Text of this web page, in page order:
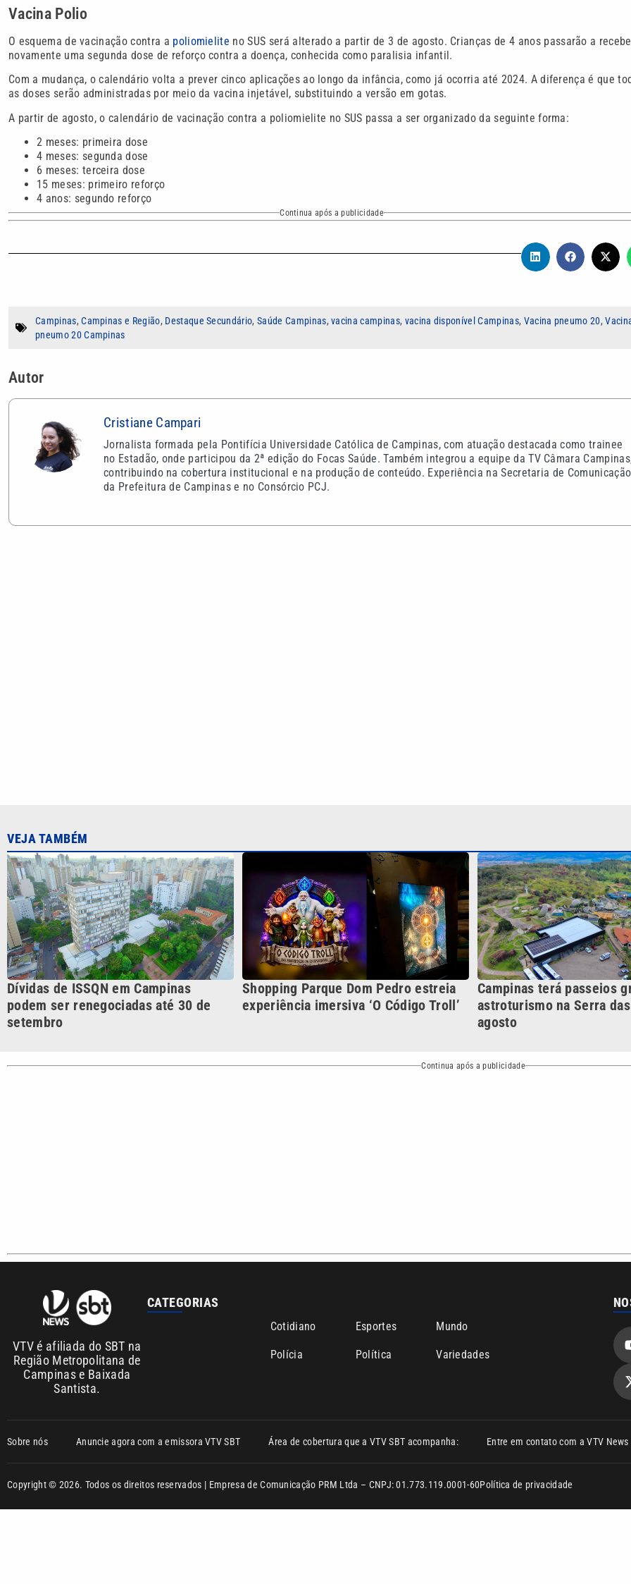
Vacina Polio
O esquema de vacinação contra a poliomielite no SUS será alterado a partir de 3 de agosto. Crianças de 4 anos passarão a
novamente uma segunda dose de reforço contra a doença, conhecida como paralisia infantil.
Com a mudança, o calendário volta a prever cinco aplicações ao longo da infância, como já ocorria até 2024. A diferença é que
as doses serão administradas por meio da vacina injetável, substituindo a versão em gotas.
A partir de agosto, o calendário de vacinação contra a poliomielite no SUS passa a ser organizado da seguinte forma:
2 meses: primeira dose
4 meses: segunda dose
6 meses: terceira dose
15 meses: primeiro reforço
4 anos: segundo reforço
Continua após a publicidade
Campinas,Campinas e Região, Destaque Secundário,Saúde Campinas,vacina campinas, vacina disponível Campinas, Vacina pneumo 20,
pneumo 20 Campinas
Autor
Cristiane Campari
Jornalista formada pela Pontifícia Universidade Católica de Campinas, com atuação destacada como trainee
no Estadão, onde participou da 2ª edição do Focas Saúde. Também integrou a equipe da TV Câmara
contribuindo na cobertura institucional e na produção de conteúdo. Experiência na Secretaria de Comunicação
da Prefeitura de Campinas e no Consórcio PCJ.
podem ser renegociadas até 30 de
setembro
Continua após a publicidade
VTV é afiliada do SBT na
Região Metropolitana de
Campinas e Baixada
CATEGORIAS
Cotidiano Esportes Mundo
Polícia Política Variedades